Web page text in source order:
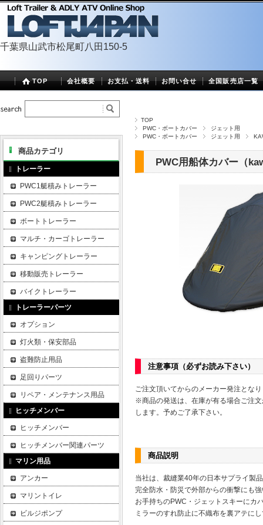
千葉県山武市松尾町八田150-5
TOP 会社概要 お支払・送料 お問い合せ 全国販売店一覧
TOP
PWC・ボートカバー
ジェット用
PWC・ボートカバー
ジェット用
PWC用船体カバー（
注意事項（必ずお読み下さい）
ご注文頂いてからのメーカー発注とな
※商品の発送は、在庫が有る場合ご注
します。予めご了承下さい。
商品説明
当社は、裁縫業40年の日本サプライ製
完全防水・防災で外部からの衝撃にも
お手持ちのPWC・ジェットスキーにカ
ミラーのすれ防止に不織布を裏アテに
商品カテゴリ
トレーラー
PWC1艇積みトレーラー
PWC2艇積みトレーラー
ボートトレーラー
マルチ・カーゴトレーラー
キャンピングトレーラー
移動販売トレーラー
バイクトレーラー
トレーラーパーツ
オプション
灯火類・保安部品
盗難防止用品
足回りパーツ
リペア・メンテナンス用品
ヒッチメンバー
ヒッチメンバー
ヒッチメンバー関連パーツ
マリン用品
アンカー
マリントイレ
ビルジポンプ